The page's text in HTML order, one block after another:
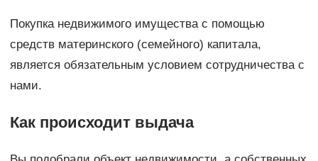
Покупка недвижимого имущества с помощью
средств материнского (семейного) капитала,
является обязательным условием сотрудничества с
нами.
Как происходит выдача